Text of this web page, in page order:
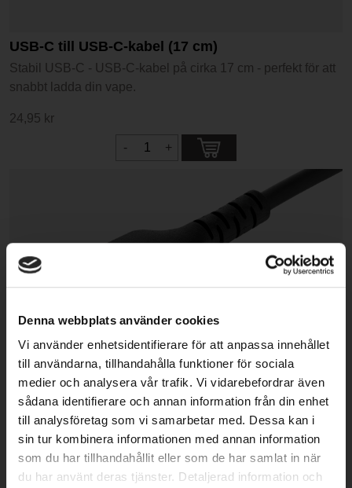
Denna webbplats använder cookies
Vi använder enhetsidentifierare för att anpassa innehållet
till användarna, tillhandahålla funktioner för sociala
medier och analysera vår trafik. Vi vidarebefordrar även
sådana identifierare och annan information från din enhet
till analysföretag som vi samarbetar med. Dessa kan i
sin tur kombinera informationen med annan information
som du har tillhandahållit eller som de har samlat in när
du har använt deras tjänster. Detaljerad information och
USB-C till USB-C-kabel (17 cm)
Stabil USB-C - USB-C-kabel på cirka 17 cm - perfekt för att
snabbt ladda din vape.
24,95 kr